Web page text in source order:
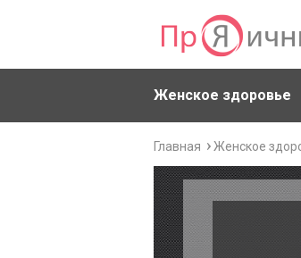
Женское здоровье
Главная Женское